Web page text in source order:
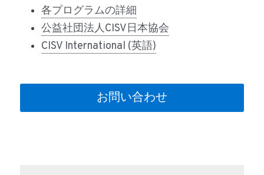
各プログラムの詳細
公益社団法人CISV日本協会
CISV International (英語)
お問い合わせ